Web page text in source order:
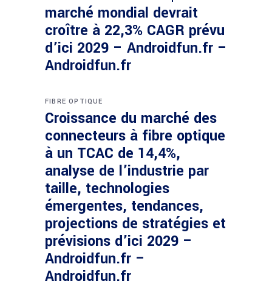
marché mondial devrait
croître à 22,3% CAGR prévu
d’ici 2029 – Androidfun.fr –
Androidfun.fr
FIBRE OPTIQUE
Croissance du marché des
connecteurs à fibre optique
à un TCAC de 14,4%,
analyse de l’industrie par
taille, technologies
émergentes, tendances,
projections de stratégies et
prévisions d’ici 2029 –
Androidfun.fr –
Androidfun.fr